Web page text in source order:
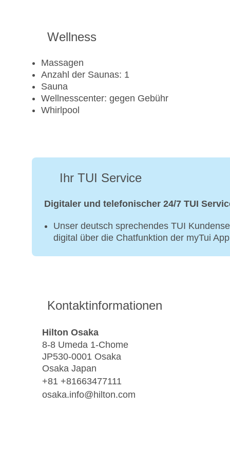
Wellness
Massagen
Anzahl der Saunas: 1
Sauna
Wellnesscenter: gegen Gebühr
Whirlpool
Ihr TUI Service
Digitaler und telefonischer 24/7 TUI
Unser deutsch sprechendes TUI
digital über die Chatfunktion der myTui
Kontaktinformationen
Hilton Osaka
8-8 Umeda 1-Chome
JP530-0001 Osaka
Osaka Japan
+81 +81663477111
osaka.info@hilton.com